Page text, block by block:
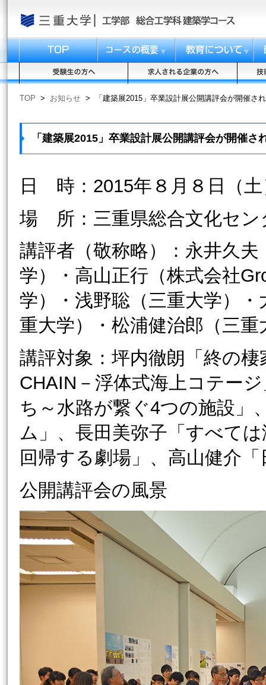
TOP > お知らせ > 「建築展2015」卒業設計展公開講評会が開催さ
「建築展2015」卒業設計展公開講評会が開催さ
日 時：2015年８月８日（
場 所：三重県総合文化セン
講評者（敬称略）：永井久
学）・高山正行（株式会社
学）・浅野聡（三重大学）
重大学）・松浦健治郎（三重
講評対象：坪内徹朗「終の
CHAIN－浮体式海上コテー
ち～水路が繋ぐ4つの施設」
ム」、長田美弥子「すべて
回帰する劇場」、高山健介
公開講評会の風景